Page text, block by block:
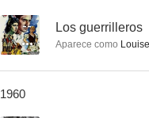
--
-- Los guerrilleros
Aparece como
1960